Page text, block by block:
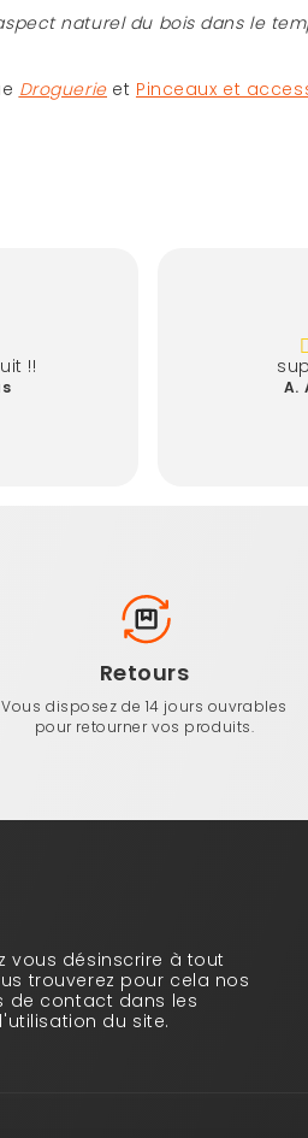
naturel du bois dans le
Droguerieet Pinceaux et
!!
A.
Retours
Vous disposez de 14 jours ouvrables
pour retourner vos produits.
vous désinscrire à tout
trouverez pour cela nos
de contact dans les
du site.